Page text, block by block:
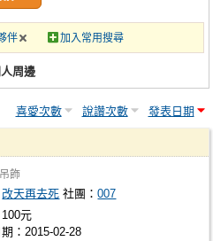
伴 加入常用搜尋
周邊
喜愛次數 說讚次數 發表日期
飾
改天再去死 社團：007
元
：2015-02-28